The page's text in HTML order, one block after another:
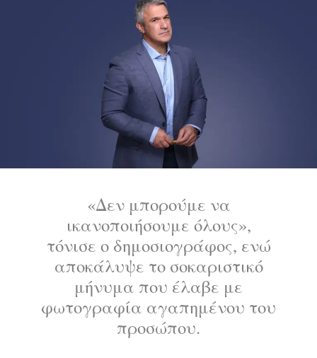
«Δεν μπορούμε να
ικανοποιήσουμε όλους»,
τόνισε ο δημοσιογράφος, ενώ
αποκάλυψε το σοκαριστικό
μήνυμα που έλαβε με
φωτογραφία αγαπημένου του
προσώπου.